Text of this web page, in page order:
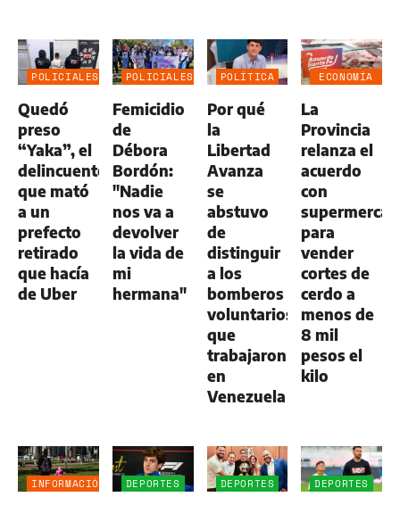
POLICIALES
Quedó
preso
“Yaka”, el
delincuente
que mató
a un
prefecto
retirado
que hacía
de Uber
POLICIALES
Femicidio
de
Débora
Bordón:
"Nadie
nos va a
devolver
la vida de
mi
hermana"
POLÍTICA
Por qué
la
Libertad
Avanza
se
abstuvo
de
distinguir
a los
bomberos
voluntarios
que
trabajaron
en
Venezuela
ECONOMÍA
La
Provincia
relanza el
acuerdo
con
para
vender
cortes de
cerdo a
menos de
8 mil
pesos el
kilo
INFORMACIÓN
DEPORTES DEPORTES DEPORTES